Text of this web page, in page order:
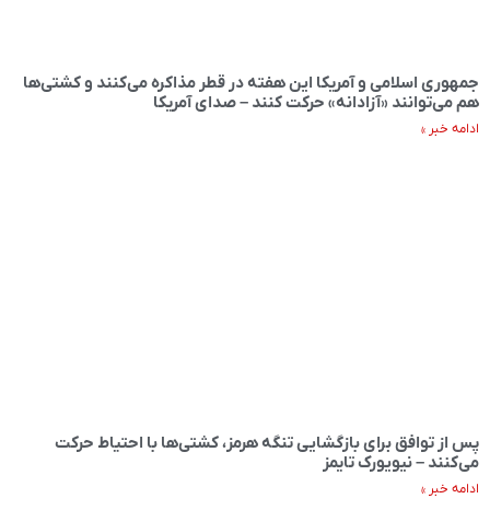
جمهوری اسلامی و آمریکا این هفته در قطر مذاکره می‌کنند و کشتی‌ها
هم می‌توانند «آزادانه» حرکت کنند – صدای آمریکا
ادامه خبر »
پس از توافق برای بازگشایی تنگه هرمز، کشتی‌ها با احتیاط حرکت
می‌کنند – نیویورک تایمز
ادامه خبر »